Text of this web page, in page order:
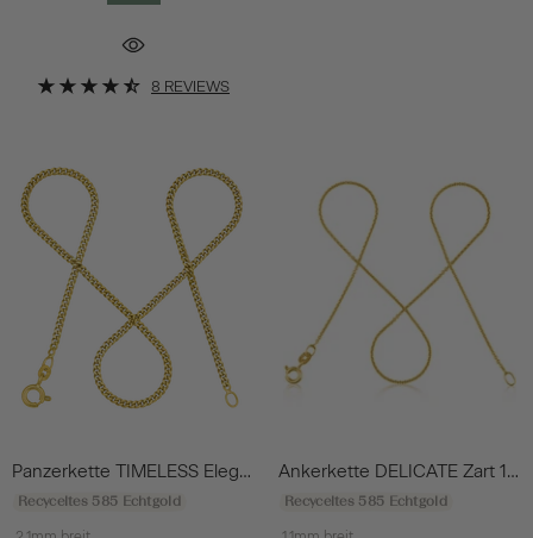
8 REVIEWS
Panzerkette TIMELESS Elegant 14k Echtgold
Recyceltes 585 Echtgold
Ankerkette DELICATE Zart 14k Echtgold
Recyceltes 585 Echtgold